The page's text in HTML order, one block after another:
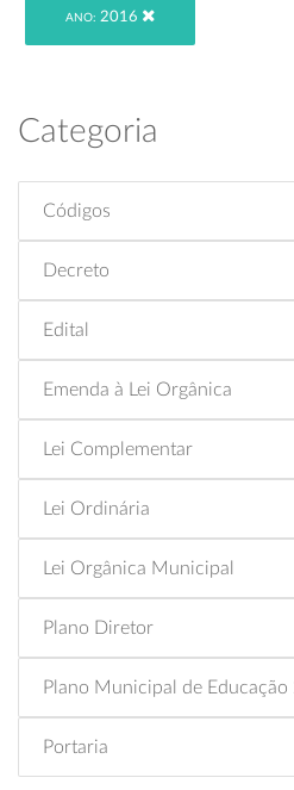
ANO: 2016
Categoria
Códigos
Decreto
Edital
Emenda à Lei Orgânica
Lei Complementar
Lei Ordinária
Lei Orgânica Municipal
Plano Diretor
Plano Municipal de
Portaria